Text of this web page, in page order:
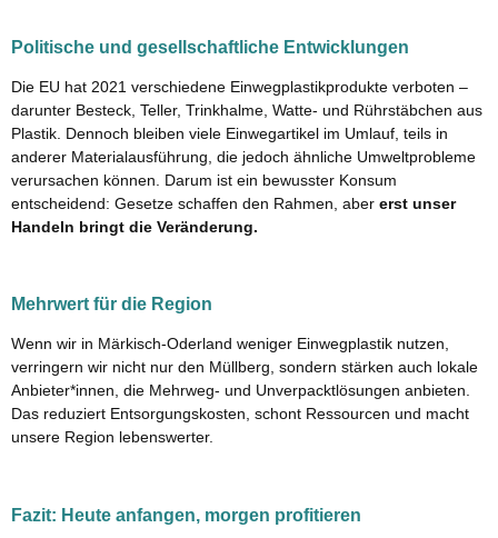
Politische und gesellschaftliche Entwicklungen
Die EU hat 2021 verschiedene Einwegplastikprodukte verboten –
darunter Besteck, Teller, Trinkhalme, Watte- und Rührstäbchen aus
Plastik. Dennoch bleiben viele Einwegartikel im Umlauf, teils in
anderer Materialausführung, die jedoch ähnliche Umweltprobleme
verursachen können. Darum ist ein bewusster Konsum
entscheidend: Gesetze schaffen den Rahmen, aber erst unser
Handeln bringt die Veränderung.
Mehrwert für die Region
Wenn wir in Märkisch-Oderland weniger Einwegplastik nutzen,
verringern wir nicht nur den Müllberg, sondern stärken auch lokale
Anbieter*innen, die Mehrweg- und Unverpacktlösungen anbieten.
Das reduziert Entsorgungskosten, schont Ressourcen und macht
unsere Region lebenswerter.
Fazit: Heute anfangen, morgen profitieren